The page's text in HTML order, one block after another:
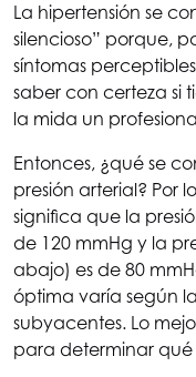
La hipertensión se
silencioso” porque,
síntomas
saber con certeza si
la mida un
Entonces, ¿qué se
presión arterial? Por
significa que la
de 120 mmHg y la
abajo) es de 80
óptima varía según
subyacentes. Lo
para determinar qué